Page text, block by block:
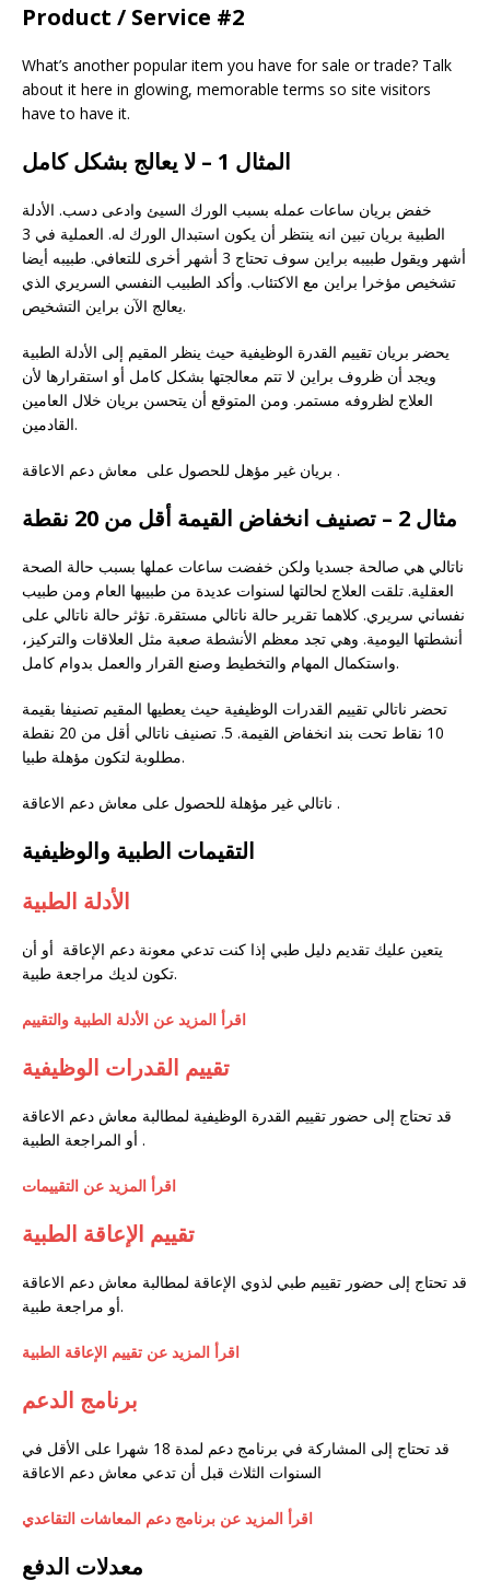
Product / Service #2
What’s another popular item you have for sale or trade? Talk
about it here in glowing, memorable terms so site visitors
have to have it.
المثال 1 – لا يعالج بشكل كامل
خفض بريان ساعات عمله بسبب الورك السيئ وادعى دسب. الأدلة
الطبية بريان تبين انه ينتظر أن يكون استبدال الورك له. العملية في 3
أشهر ويقول طبيبه براين سوف تحتاج 3 أشهر أخرى للتعافي. طبيبه أيضا
تشخيص مؤخرا براين مع الاكتئاب. وأكد الطبيب النفسي السريري الذي
يعالج الآن براين التشخيص.
يحضر بريان تقييم القدرة الوظيفية حيث ينظر المقيم إلى الأدلة الطبية
ويجد أن ظروف براين لا تتم معالجتها بشكل كامل أو استقرارها لأن
العلاج لظروفه مستمر. ومن المتوقع أن يتحسن بريان خلال العامين
القادمين.
بريان غير مؤهل للحصول على معاش دعم الاعاقة .
مثال 2 – تصنيف انخفاض القيمة أقل من 20 نقطة
ناتالي هي صالحة جسديا ولكن خفضت ساعات عملها بسبب حالة الصحة
العقلية. تلقت العلاج لحالتها لسنوات عديدة من طبيبها العام ومن طبيب
نفساني سريري. كلاهما تقرير حالة ناتالي مستقرة. تؤثر حالة ناتالي على
أنشطتها اليومية. وهي تجد معظم الأنشطة صعبة مثل العلاقات والتركيز،
واستكمال المهام والتخطيط وصنع القرار والعمل بدوام كامل.
تحضر ناتالي تقييم القدرات الوظيفية حيث يعطيها المقيم تصنيفا بقيمة
10 نقاط تحت بند انخفاض القيمة. 5. تصنيف ناتالي أقل من 20 نقطة
مطلوبة لتكون مؤهلة طبيا.
ناتالي غير مؤهلة للحصول على معاش دعم الاعاقة .
التقيمات الطبية والوظيفية
الأدلة الطبية
یتعین علیك تقدیم دلیل طبي إذا کنت تدعي معونة دعم الإعاقة أو أن
تکون لدیك مراجعة طبیة.
اقرأ المزيد عن الأدلة الطبية والتقييم
تقييم القدرات الوظيفية
قد تحتاج إلى حضور تقييم القدرة الوظيفية لمطالبة معاش دعم الاعاقة
أو المراجعة الطبية.
اقرأ المزيد عن التقييمات
تقييم الإعاقة الطبية
قد تحتاج إلى حضور تقييم طبي لذوي الإعاقة لمطالبة معاش دعم الاعاقة
أو مراجعة طبية.
اقرأ المزيد عن تقييم الإعاقة الطبية
برنامج الدعم
قد تحتاج إلى المشاركة في برنامج دعم لمدة 18 شهرا على الأقل في
السنوات الثلاث قبل أن تدعي معاش دعم الاعاقة
اقرأ المزيد عن برنامج دعم المعاشات التقاعدي
معدلات الدفع